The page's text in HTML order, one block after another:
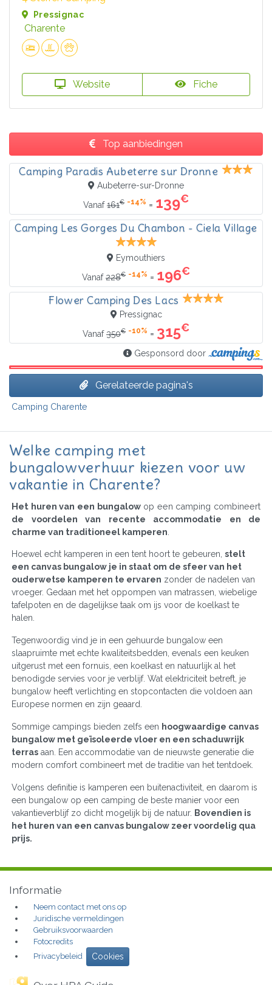
Pressignac
Charente
Website Fiche
Top aanbiedingen
Camping Paradis Aubeterre sur Dronne
Aubeterre-sur-Dronne
Vanaf161€ -14% = 139€
Camping Les Gorges Du Chambon - Ciela Village
Eymouthiers
Vanaf228€ -14% = 196€
Flower Camping Des Lacs
Pressignac
Vanaf350€ -10% = 315€
Gesponsord door
Gerelateerde pagina's
Camping Charente
Welke camping met
bungalowverhuur kiezen voor uw
vakantie in Charente?
Het huren van een bungalowop een camping combineert
de voordelen van recente accommodatie en de
charme van traditioneel kamperen
Hoewel echt kamperen in een tent hoort te gebeuren, stelt
een canvas bungalow je in staat om de sfeer van het
ouderwetse kamperen te ervaren zonder de nadelen van
vroeger. Gedaan met het oppompen van matrassen, wiebelige
tafelpoten en de dagelijkse taak om ijs voor de koelkast te
halen.
Tegenwoordig vind je in een gehuurde bungalow een
slaapruimte met echte kwaliteitsbedden, evenals een keuken
uitgerust met een fornuis, een koelkast en natuurlijk al het
benodigde servies voor je verblijf. Wat elektriciteit betreft, je
bungalow heeft verlichting en stopcontacten die voldoen aan
Europese normen en zijn geaard.
Sommige campings bieden zelfs een hoogwaardige canvas
bungalow met geïsoleerde vloer en een schaduwrijk
terras aan. Een accommodatie van de nieuwste generatie die
modern comfort combineert met de traditie van het tentdoek.
Volgens definitie is kamperen een buitenactiviteit, en daarom is
een bungalow op een camping de beste manier voor een
vakantieverblijf zo dicht mogelijk bij de natuur. Bovendien is
het huren van een canvas bungalow zeer voordelig qua
prijs.
Informatie
Neem contact met ons op
Juridische vermeldingen
Gebruiksvoorwaarden
Fotocredits
Privacybeleid
Cookies